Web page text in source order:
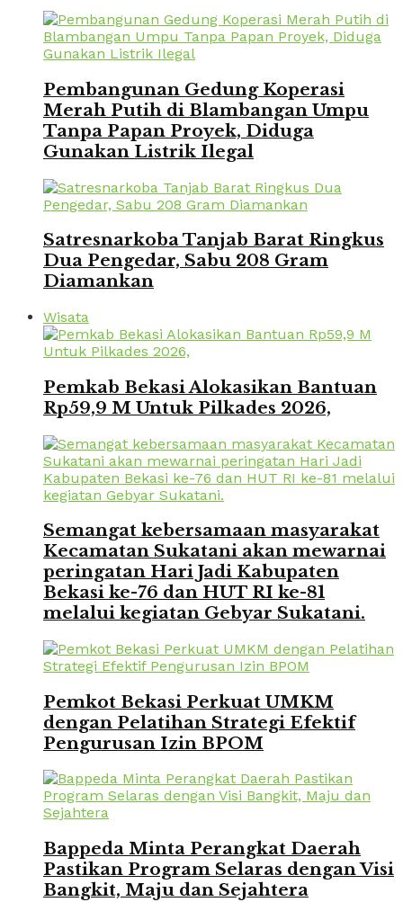
Pembangunan Gedung Koperasi
Merah Putih di Blambangan Umpu
Tanpa Papan Proyek, Diduga
Gunakan Listrik Ilegal
Satresnarkoba Tanjab Barat Ringkus
Dua Pengedar, Sabu 208 Gram
Diamankan
Wisata
Pemkab Bekasi Alokasikan Bantuan
Rp59,9 M Untuk Pilkades 2026,
Semangat kebersamaan masyarakat
Kecamatan Sukatani akan mewarnai
peringatan Hari Jadi Kabupaten
Bekasi ke-76 dan HUT RI ke-81
melalui kegiatan Gebyar Sukatani.
Pemkot Bekasi Perkuat UMKM
dengan Pelatihan Strategi Efektif
Pengurusan Izin BPOM
Bappeda Minta Perangkat Daerah
Pastikan Program Selaras dengan Visi
Bangkit, Maju dan Sejahtera